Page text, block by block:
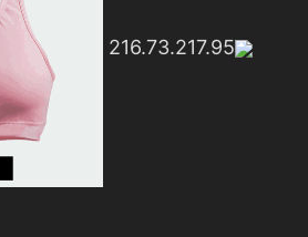
216.73.217.95